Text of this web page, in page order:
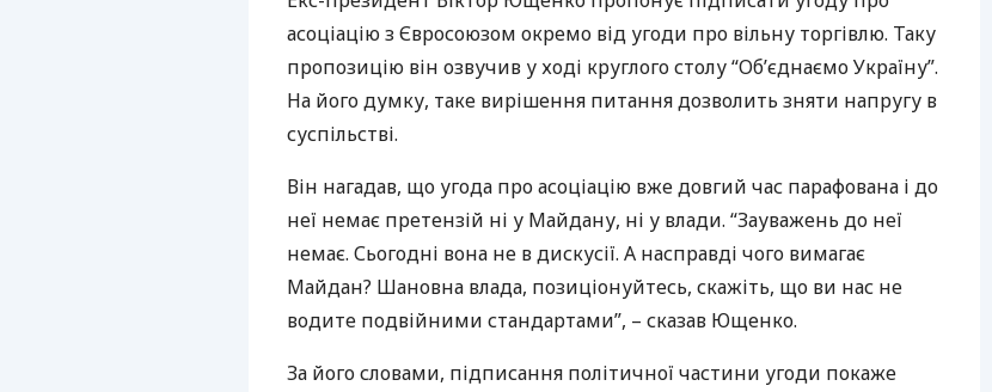
РЕЙТИНГ ДЕБЕТОВИХ
КАРТОК
ЩОМІСЯЧНИЙ ОГЛЯД
ПУТІВНИКИ ПО
БАНКІВСЬКИХ КАРТКАХ
асоціацію з Євросоюзом окремо від угоди про вільну торгівлю. Таку
пропозицію він озвучив у ході круглого столу “Об’єднаємо Україну”.
На його думку, таке вирішення питання дозволить зняти напругу в
суспільстві.
Він нагадав, що угода про асоціацію вже довгий час парафована і до
неї немає претензій ні у Майдану, ні у влади. “Зауважень до неї
немає. Сьогодні вона не в дискусії. А насправді чого вимагає
Майдан? Шановна влада, позиціонуйтесь, скажіть, що ви нас не
водите подвійними стандартами”, – сказав Ющенко.
За його словами, підписання політичної частини угоди покаже